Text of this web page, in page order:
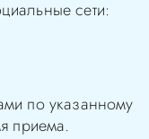
сети:
по указанному
приема.